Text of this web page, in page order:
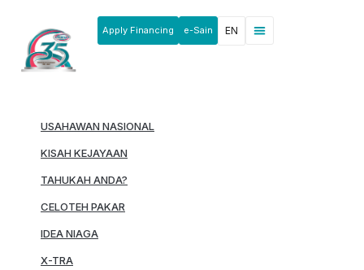
Apply Financing e-Sain EN
USAHAWAN NASIONAL
KISAH KEJAYAAN
TAHUKAH ANDA?
CELOTEH PAKAR
IDEA NIAGA
X-TRA